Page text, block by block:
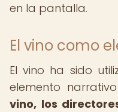
en la pantalla.
El vino como
El vino ha sido
elemento
vino, los